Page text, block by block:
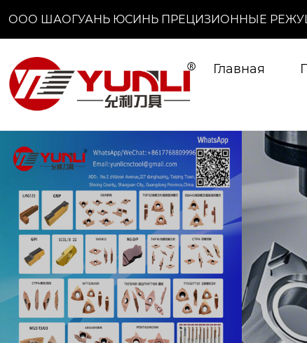
ООО ШАОГУАНЬ ЮСИНЬ ПРЕЦИЗИОННЫЕ
Главная